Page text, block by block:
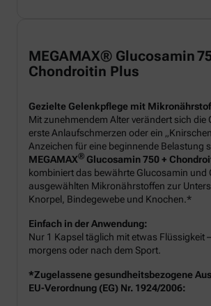
MEGAMAX® Glucosamin
Chondroitin Plus
Gezielte Gelenkpflege mit
Mit zunehmendem Alter verändert sich die
erste Anlaufschmerzen oder ein
Anzeichen für eine beginnende Belastung
MEGAMAX® Glucosamin 750 +
kombiniert das bewährte Glucosamin und
ausgewählten Mikronährstoffen zur
Knorpel, Bindegewebe und Knochen.*
Einfach in der Anwendung:
Nur 1 Kapsel täglich mit etwas Flüssigkeit
morgens oder nach dem Sport.
*Zugelassene gesundheitsbezogene
EU-Verordnung (EG) Nr. 1924/2006: